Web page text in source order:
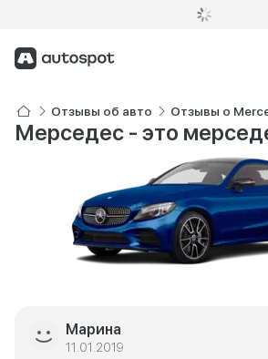
Отзывы об авто Отзывы о
Мерседес - это
Марина
11.01.2019